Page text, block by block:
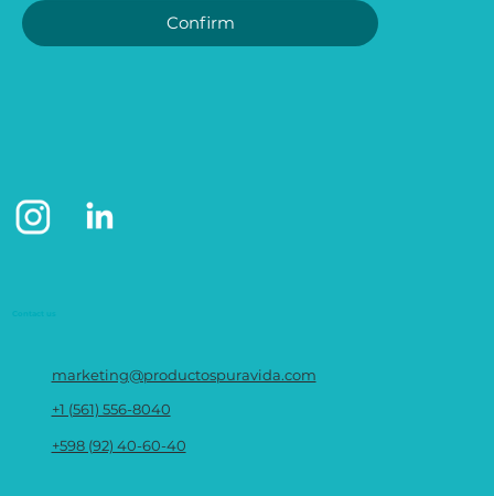
Contact us
marketing@productospuravida.com
+1 (561) 556-8040
+598 (92) 40-60-40
Confirm